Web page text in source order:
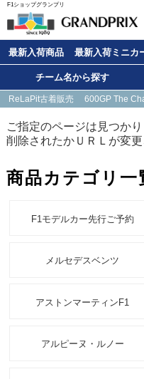
F1ショップグランプリ
最新入荷商品 最新入荷ミニカ
チーム名から探す
ReLaPit古着販売 600GP The
ご指定のページは見つかり
削除されたかＵＲＬが変
商品カテゴリ一
F1モデルカー先行ご予約
メルセデスベンツ
アストンマーティンF1
アルピーヌ・ルノー